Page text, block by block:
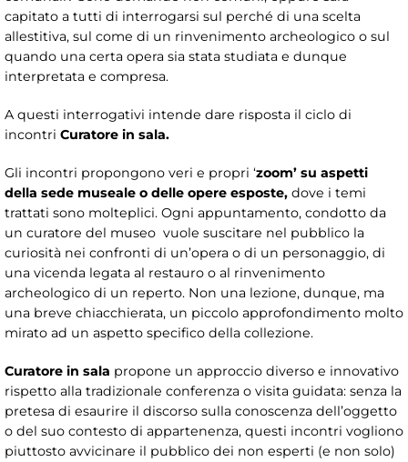
capitato a tutti di interrogarsi sul perché di una scelta
allestitiva, sul come di un rinvenimento archeologico o sul
quando una certa opera sia stata studiata e dunque
interpretata e compresa.
A questi interrogativi intende dare risposta il ciclo di
incontri Curatore in sala.
Gli incontri propongono veri e propri ‘zoom’ su aspetti
della sede museale o delle opere esposte, dove i temi
trattati sono molteplici. Ogni appuntamento, condotto da
un curatore del museo vuole suscitare nel pubblico la
curiosità nei confronti di un’opera o di un personaggio, di
una vicenda legata al restauro o al rinvenimento
archeologico di un reperto. Non una lezione, dunque, ma
una breve chiacchierata, un piccolo approfondimento molto
mirato ad un aspetto specifico della collezione.
Curatore in sala propone un approccio diverso e innovativo
rispetto alla tradizionale conferenza o visita guidata: senza la
pretesa di esaurire il discorso sulla conoscenza dell’oggetto
o del suo contesto di appartenenza, questi incontri vogliono
piuttosto avvicinare il pubblico dei non esperti (e non solo)